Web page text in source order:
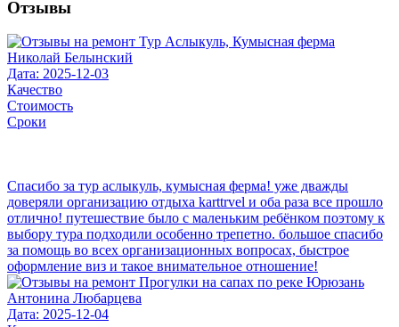
Отзывы
Николай Белынский
Дата: 2025-12-03
Качество
Стоимость
Сроки
Спасибо за тур аслыкуль, кумысная ферма! уже дважды
доверяли организацию отдыха karttrvel и оба раза все прошло
отлично! путешествие было с маленьким ребёнком поэтому к
выбору тура подходили особенно трепетно. большое спасибо
за помощь во всех организационных вопросах, быстрое
оформление виз и такое внимательное отношение!
Антонина Любарцева
Дата: 2025-12-04